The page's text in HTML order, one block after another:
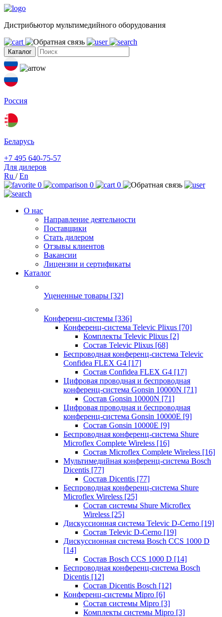
Дистрибьютор мультимедийного оборудования
Каталог
Россия
Беларусь
+7 495 640-75-57
Для дилеров
Ru /En
0
0 0
О нас
Направление деятельности
Поставщики
Стать дилером
Отзывы клиентов
Вакансии
Лицензии и сертификаты
Каталог
Уцененные товары [32]
Конференц-системы [336]
Конференц-система Televic Plixus [70]
Комплекты Televic Plixus [2]
Состав Televic Plixus [68]
Беспроводная конференц-система Televic
Confidea FLEX G4 [17]
Состав Confidea FLEX G4 [17]
Цифровая проводная и беспроводная
конференц-система Gonsin 10000N [71]
Состав Gonsin 10000N [71]
Цифровая проводная и беспроводная
конференц-система Gonsin 10000E [9]
Состав Gonsin 10000E [9]
Беспроводная конференц-система Shure
Microflex Complete Wireless [16]
Состав Microflex Complete Wireless [16]
Мультимедийная конференц-система Bosch
Dicentis [77]
Состав Dicentis [77]
Беспроводная конференц-система Shure
Microflex Wireless [25]
Состав системы Shure Microflex
Wireless [25]
Дискуссионная система Televic D-Cerno [19]
Состав Televic D-Cerno [19]
Дискуссионная система Bosch CCS 1000 D
[14]
Состав Bosch CCS 1000 D [14]
Беспроводная конференц-система Bosch
Dicentis [12]
Состав Dicentis Bosch [12]
Конференц-системы Mipro [6]
Состав системы Mipro [3]
Комплекты системы Mipro [3]